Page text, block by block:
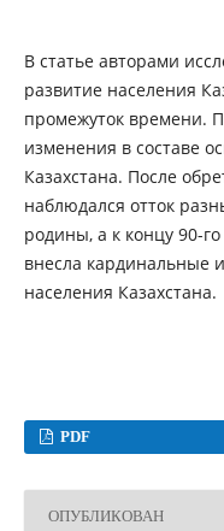
В статье авторами
развитие населения
промежуток времени.
изменения в составе
Казахстана. После
наблюдался отток
родины, а к концу 90-
внесла кардинальные
населения Казахстана.
PDF
ОПУБЛИКОВАН